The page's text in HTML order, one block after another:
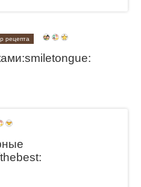
рецепта